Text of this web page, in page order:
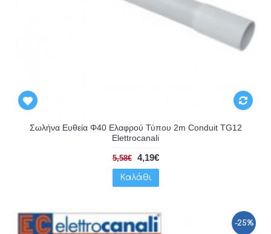
Σωλήνα Ευθεία Φ40 Ελαφρού Τύπου 2m Conduit TG12
Elettrocanali
5,58€ 4,19€
Καλάθι
-25%